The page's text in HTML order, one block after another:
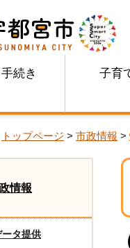
続き 子育
トップページ > 市政情報 >
情報
タ提供